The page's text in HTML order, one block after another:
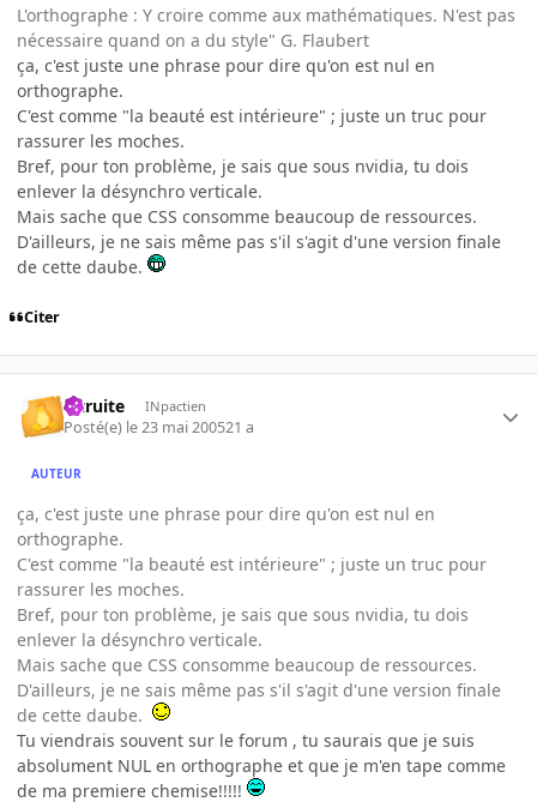
L'orthographe : Y croire comme aux mathématiques. N'est pas
nécessaire quand on a du style" G. Flaubert
ça, c'est juste une phrase pour dire qu'on est nul en
orthographe.
C'est comme "la beauté est intérieure" ; juste un truc pour
rassurer les moches.
Bref, pour ton problème, je sais que sous nvidia, tu dois
enlever la désynchro verticale.
Mais sache que CSS consomme beaucoup de ressources.
D'ailleurs, je ne sais même pas s'il s'agit d'une version finale
de cette daube.
Citer
latruite INpactien
Posté(e) le 23 mai 200521 a
AUTEUR
ça, c'est juste une phrase pour dire qu'on est nul en
orthographe.
C'est comme "la beauté est intérieure" ; juste un truc pour
rassurer les moches.
Bref, pour ton problème, je sais que sous nvidia, tu dois
enlever la désynchro verticale.
Mais sache que CSS consomme beaucoup de ressources.
D'ailleurs, je ne sais même pas s'il s'agit d'une version finale
de cette daube.
Tu viendrais souvent sur le forum , tu saurais que je suis
absolument NUL en orthographe et que je m'en tape comme
de ma premiere chemise!!!!!